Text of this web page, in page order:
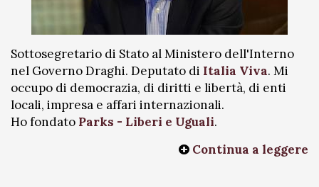
Sottosegretario di Stato al Ministero dell'Interno
nel Governo Draghi. Deputato di Italia Viva. Mi
occupo di democrazia, di diritti e libertà, di enti
locali, impresa e affari internazionali.
Ho fondato Parks - Liberi e Uguali.
Continua a leggere